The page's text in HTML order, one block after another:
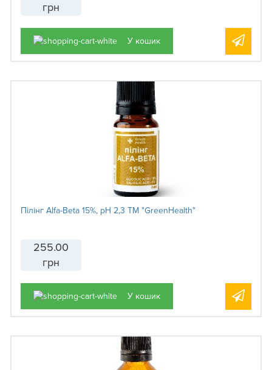
грн
У кошик
Пілінг Alfa-Beta 15%, рН 2,3 ТМ "GreenHealth"
255.00
грн
У кошик